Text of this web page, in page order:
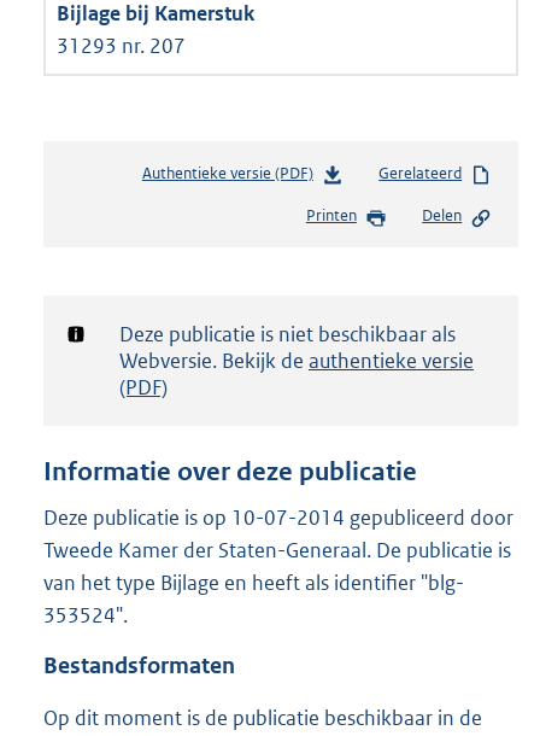
31293 nr. 207
Authentieke versie (PDF)b
s
d
g
t
e
:
9
Gerelateerd
Printen Delen
Notificatie:
Deze publicatie is niet beschikbaar als
Webversie. Bekijk de authentieke versie
(PDF)
Informatie over deze publicatie
Deze publicatie is op 10-07-2014 gepubliceerd door
Tweede Kamer der Staten-Generaal. De publicatie is
van het type Bijlage en heeft als identifier "blg-
353524".
Bestandsformaten
Op dit moment is de publicatie beschikbaar in de